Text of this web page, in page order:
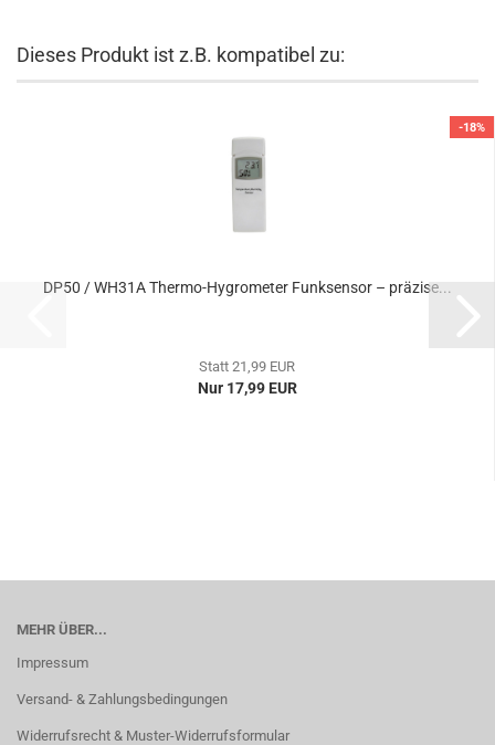
Dieses Produkt ist z.B. kompatibel zu:
-18%
DP50 / WH31A Thermo-Hygrometer Funksensor – präzise...
Statt 21,99 EUR
Nur 17,99 EUR
MEHR ÜBER...
Impressum
Versand- & Zahlungsbedingungen
Widerrufsrecht & Muster-Widerrufsformular